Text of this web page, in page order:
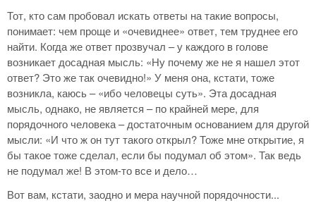
Тот, кто сам пробовал искать ответы на такие вопросы,
понимает: чем проще и «очевиднее» ответ, тем труднее его
найти. Когда же ответ прозвучал – у каждого в голове
возникает досадная мысль: «Ну почему же не я нашел этот
ответ? Это же так очевидно!» У меня она, кстати, тоже
возникла, каюсь – «ибо человецы суть». Эта досадная
мысль, однако, не является – по крайней мере, для
порядочного человека – достаточным основанием для другой
мысли: «И что ж он тут такого открыл? Тоже мне открытие, я
бы такое тоже сделал, если бы подумал об этом». Так ведь
не подумал же! В этом-то все и дело…
Вот вам, кстати, заодно и мера научной порядочности...